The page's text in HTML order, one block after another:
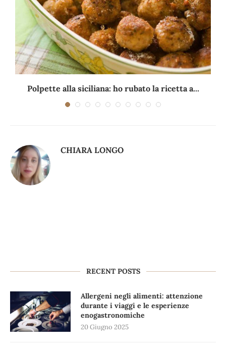
Polpette alla siciliana: ho rubato la ricetta a...
CHIARA LONGO
RECENT POSTS
Allergeni negli alimenti: attenzione
durante i viaggi e le esperienze
enogastronomiche
20 Giugno 2025